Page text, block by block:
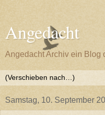
Angedacht
Angedacht Archiv ein Blog
Samstag, 10. September